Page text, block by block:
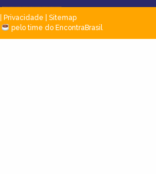
Privacidade
Sitemap
pelo time do EncontraBrasil